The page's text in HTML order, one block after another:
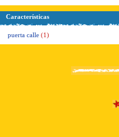
Características
puerta calle (1)